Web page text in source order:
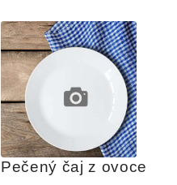
Pečený čaj z ovoce